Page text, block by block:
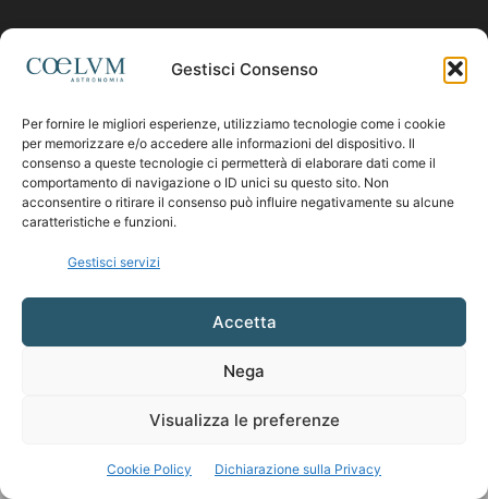
Gestisci Consenso
Per fornire le migliori esperienze, utilizziamo tecnologie come i cookie
per memorizzare e/o accedere alle informazioni del dispositivo. Il
consenso a queste tecnologie ci permetterà di elaborare dati come il
comportamento di navigazione o ID unici su questo sito. Non
acconsentire o ritirare il consenso può influire negativamente su alcune
caratteristiche e funzioni.
Gestisci servizi
Accetta
Nega
Visualizza le preferenze
Cookie Policy Dichiarazione sulla Privacy